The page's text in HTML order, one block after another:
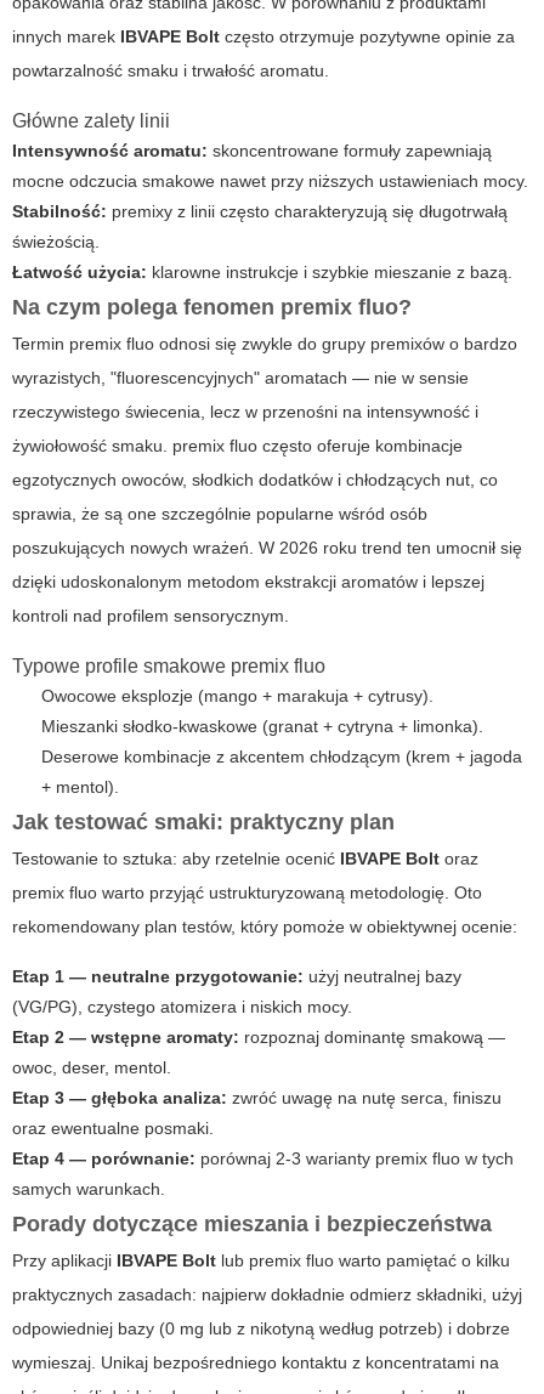
innych marek IBVAPE Bolt często otrzymuje pozytywne opinie za
powtarzalność smaku i trwałość aromatu.
Główne zalety linii
Intensywność aromatu: skoncentrowane formuły zapewniają
mocne odczucia smakowe nawet przy niższych ustawieniach mocy.
Stabilność: premixy z linii często charakteryzują się długotrwałą
świeżością.
Łatwość użycia: klarowne instrukcje i szybkie mieszanie z bazą.
Na czym polega fenomen premix fluo?
Termin premix fluo odnosi się zwykle do grupy premixów o bardzo
wyrazistych, "fluorescencyjnych" aromatach — nie w sensie
rzeczywistego świecenia, lecz w przenośni na intensywność i
żywiołowość smaku. premix fluo często oferuje kombinacje
egzotycznych owoców, słodkich dodatków i chłodzących nut, co
sprawia, że są one szczególnie popularne wśród osób
poszukujących nowych wrażeń. W 2026 roku trend ten umocnił się
dzięki udoskonalonym metodom ekstrakcji aromatów i lepszej
kontroli nad profilem sensorycznym.
Typowe profile smakowe premix fluo
Owocowe eksplozje (mango + marakuja + cytrusy).
Mieszanki słodko-kwaskowe (granat + cytryna + limonka).
Deserowe kombinacje z akcentem chłodzącym (krem + jagoda
+ mentol).
Jak testować smaki: praktyczny plan
Testowanie to sztuka: aby rzetelnie ocenić IBVAPE Bolt oraz
premix fluo warto przyjąć ustrukturyzowaną metodologię. Oto
rekomendowany plan testów, który pomoże w obiektywnej ocenie:
Etap 1 — neutralne przygotowanie: użyj neutralnej bazy
(VG/PG), czystego atomizera i niskich mocy.
Etap 2 — wstępne aromaty: rozpoznaj dominantę smakową —
owoc, deser, mentol.
Etap 3 — głęboka analiza: zwróć uwagę na nutę serca, finiszu
oraz ewentualne posmaki.
Etap 4 — porównanie: porównaj 2-3 warianty premix fluo w tych
samych warunkach.
Porady dotyczące mieszania i bezpieczeństwa
Przy aplikacji IBVAPE Bolt lub premix fluo warto pamiętać o kilku
praktycznych zasadach: najpierw dokładnie odmierz składniki, użyj
odpowiedniej bazy (0 mg lub z nikotyną według potrzeb) i dobrze
wymieszaj. Unikaj bezpośredniego kontaktu z koncentratami na